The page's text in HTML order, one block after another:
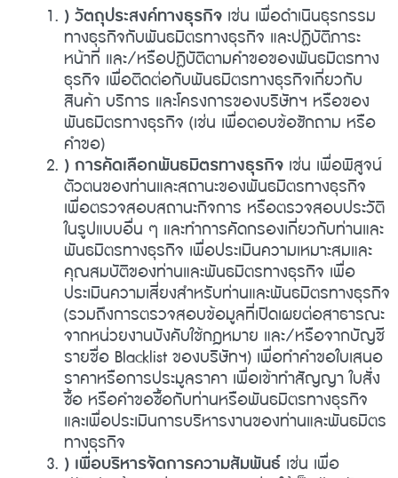
) วัตถุประสงค์ทางธุรกิจ เช่น เพื่อดำเนินธุรกรรม
ทางธุรกิจกับพันธมิตรทางธุรกิจ และปฏิบัติภาระ
หน้าที่ และ/หรือปฏิบัติตามคำขอของพันธมิตรทาง
ธุรกิจ เพื่อติดต่อกับพันธมิตรทางธุรกิจเกี่ยวกับ
สินค้า บริการ และโครงการของบริษัทฯ หรือของ
พันธมิตรทางธุรกิจ (เช่น เพื่อตอบข้อซักถาม หรือ
คำขอ)
) การคัดเลือกพันธมิตรทางธุรกิจ เช่น เพื่อพิสูจน์
ตัวตนของท่านและสถานะของพันธมิตรทางธุรกิจ
เพื่อตรวจสอบสถานะกิจการ หรือตรวจสอบประวัติ
ในรูปแบบอื่น ๆ และทำการคัดกรองเกี่ยวกับท่านและ
พันธมิตรทางธุรกิจ เพื่อประเมินความเหมาะสมและ
คุณสมบัติของท่านและพันธมิตรทางธุรกิจ เพื่อ
ประเมินความเสี่ยงสำหรับท่านและพันธมิตรทางธุรกิจ
(รวมถึงการตรวจสอบข้อมูลที่เปิดเผยต่อสาธารณะ
จากหน่วยงานบังคับใช้กฎหมาย และ/หรือจากบัญชี
รายชื่อ Blacklist ของบริษัทฯ) เพื่อทำคำขอใบเสนอ
ราคาหรือการประมูลราคา เพื่อเข้าทำสัญญา ใบสั่ง
ซื้อ หรือคำขอซื้อกับท่านหรือพันธมิตรทางธุรกิจ
และเพื่อประเมินการบริหารงานของท่านและพันธมิตร
ทางธุรกิจ
) เพื่อบริหารจัดการความสัมพันธ์ เช่น เพื่อ